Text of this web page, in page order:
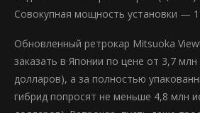
Совокупная мощность установки —
Обновленный ретрокар Mitsuoka
заказать в Японии по цене от 3,7
долларов), а за полностью
гибрид попросят не меньше 4,8 млн